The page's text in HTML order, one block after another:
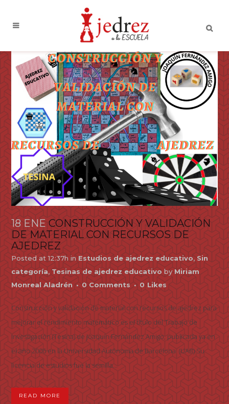
18 ENE CONSTRUCCIÓN Y VALIDACIÓN
DE MATERIAL CON RECURSOS DE
AJEDREZ
Posted at 12:37h inEstudios de ajedrez educativo,Sin
categoría,Tesinas de ajedrez educativo byMiriam
Monreal Aladrén
0 Comments 0 Likes
Construcción y validación de material con recursos de ajedrez para
mejorar el rendimiento matemático es el título del Trabajo de
Investigación (Tesina) de Joaquín Fernández Amigo, publicada ya en
el año 2006 en la Universidad Autónoma de Barcelona (UAB) Su
licencia de estudios fue la semilla...
READ MORE